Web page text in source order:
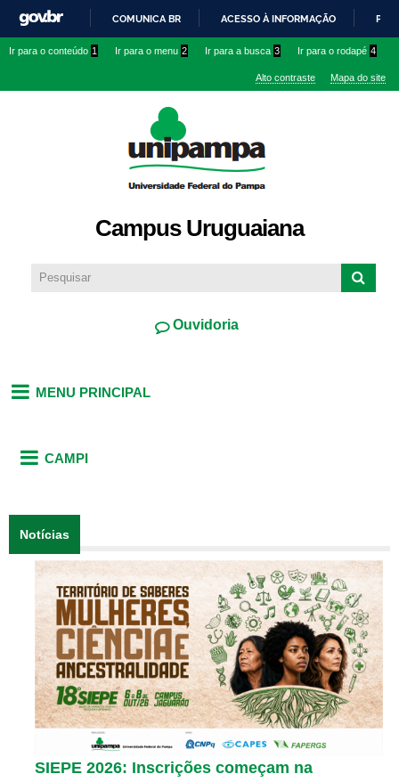
conteúdo
IR
O
COMUNICA BR ACESSO À INFORMAÇÃO
Ir para o conteúdo 1 Ir para o menu 2 Ir para a busca 3 Ir para o rodapé 4
Alto contraste Mapa do site
Campus Uruguaiana
Ouvidoria
MENU PRINCIPAL
CAMPI
Notícias
SIEPE 2026: Inscrições começam na